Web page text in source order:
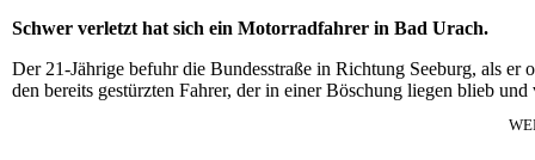
Schwer verletzt hat sich ein Motorradfahrer in Bad Urach.
Der 21-Jährige befuhr die Bundesstraße in Richtung Seeburg, als
den bereits gestürzten Fahrer, der in einer Böschung liegen blieb